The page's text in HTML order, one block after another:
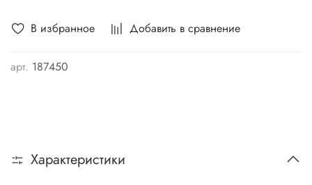
В избранное Добавить в сравнение
арт. 187450
Характеристики